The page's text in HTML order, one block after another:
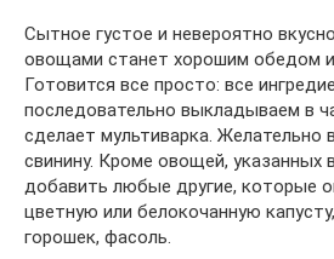
Сытное густое и невероятно
овощами станет хорошим обедом
Готовится все просто: все
последовательно выкладываем в
сделает мультиварка. Желательно
свинину. Кроме овощей, указанных
добавить любые другие, которые
цветную или белокочанную
горошек, фасоль.